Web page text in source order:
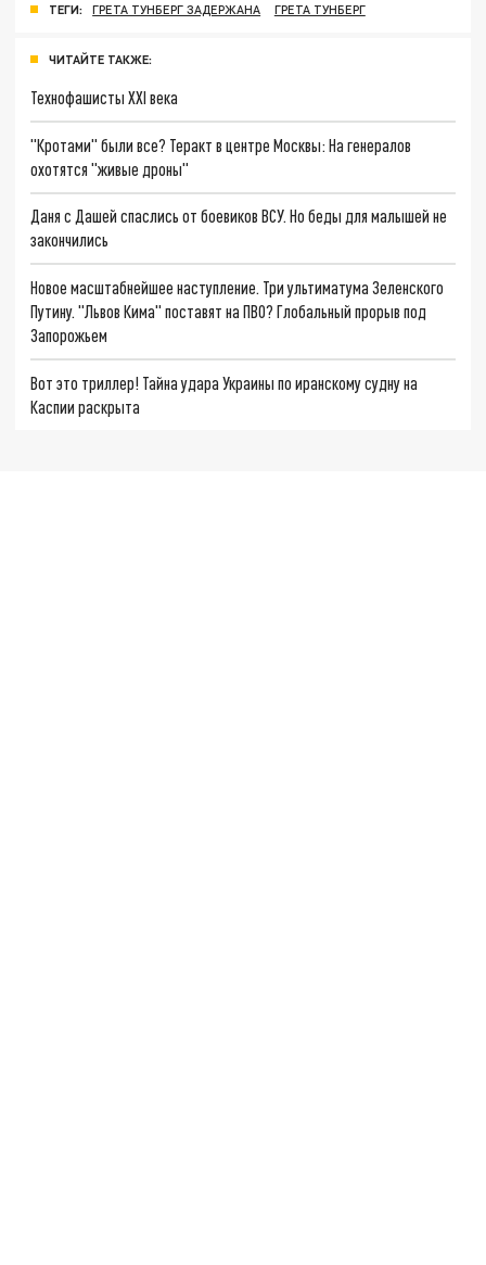
ТЕГИ: ГРЕТА ТУНБЕРГ ЗАДЕРЖАНА ГРЕТА ТУНБЕРГ
ЧИТАЙТЕ ТАКЖЕ:
Технофашисты XXI века
"Кротами" были все? Теракт в центре Москвы: На генералов
охотятся "живые дроны"
Даня с Дашей спаслись от боевиков ВСУ. Но беды для малышей не
закончились
Новое масштабнейшее наступление. Три ультиматума Зеленского
Путину. "Львов Кима" поставят на ПВО? Глобальный прорыв под
Запорожьем
Вот это триллер! Тайна удара Украины по иранскому судну на
Каспии раскрыта